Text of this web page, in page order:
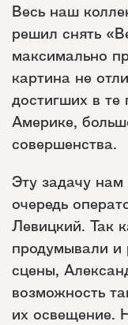
Весь наш
решил снять
максимально
картина не
достигших в те
Америке,
совершенства.
Эту задачу
очередь
Левицкий. Так
продумывали и
сцены,
возможность
их освещение.